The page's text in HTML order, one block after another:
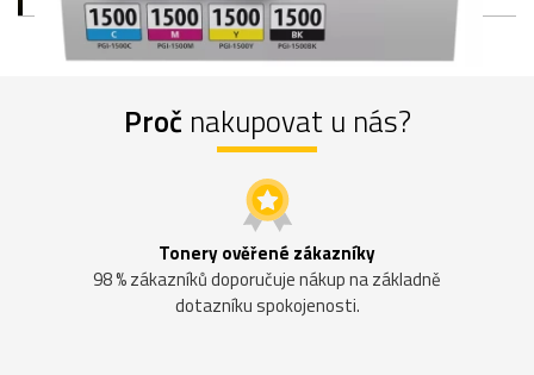
Proč nakupovat u nás?
Tonery ověřené zákazníky
98 % zákazníků doporučuje nákup na základně
dotazníku spokojenosti.